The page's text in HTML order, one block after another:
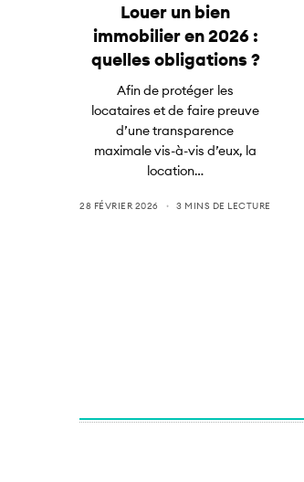
Louer un bien
immobilier en 2026 :
quelles obligations ?
Afin de protéger les
locataires et de faire preuve
d’une transparence
maximale vis-à-vis d’eux, la
location…
28 FÉVRIER 2026 3 MINS DE LECTURE